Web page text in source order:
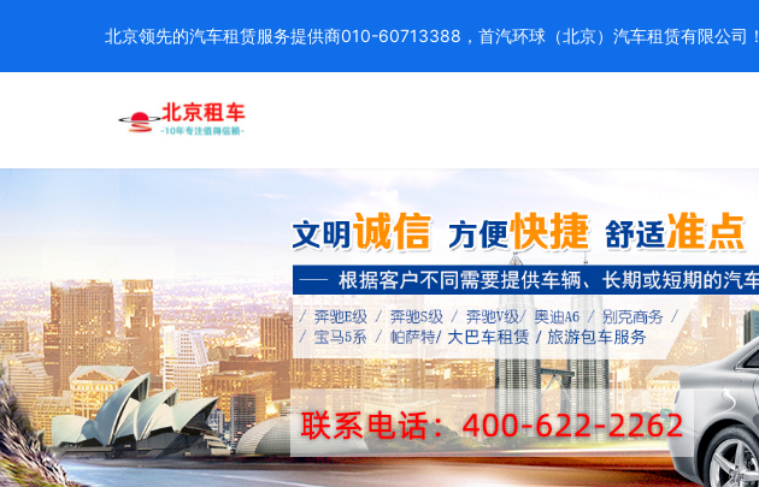
北京领先的汽车租赁服务提供商010-60713388，首汽环球（北京）汽车租赁有限公司！